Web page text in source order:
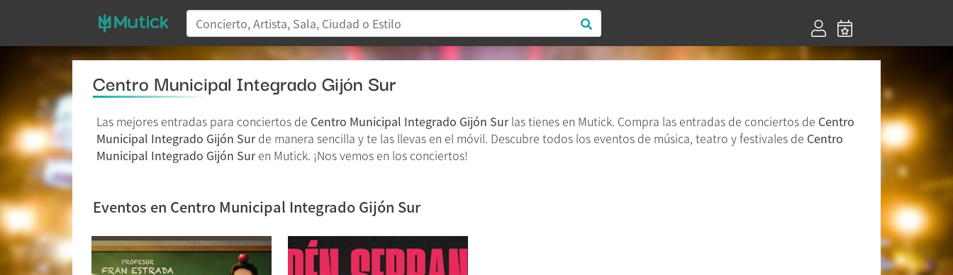
Centro Municipal Integrado Gijón Sur
Las mejores entradas para conciertos de Centro Municipal Integrado Gijón Surlas tienes en Mutick. Compra las entradas de conciertos de Centro
Municipal Integrado Gijón Surde manera sencilla y te las llevas en el móvil. Descubre todos los eventos de música, teatro y festivales de Centro
Municipal Integrado Gijón Suren Mutick. ¡Nos vemos en los conciertos!
Eventos en Centro Municipal Integrado Gijón Sur